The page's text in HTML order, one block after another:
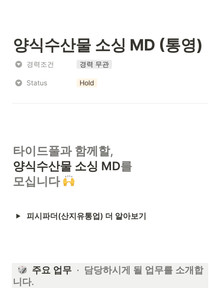
양식수산물 소싱 MD (통영)
경력조건 경력 무관
Status Hold
타이드풀과 함께할,
양식수산물 소싱 MD를
모십니다
피시파더(산지유통업) 더 알아보기
주요 업무 ·  담당하시게 될 업무를 소개합
니다.